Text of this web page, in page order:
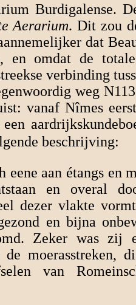
Burdigalense.
Aerarium. Dit zou
dat
en omdat de
verbinding
weg
vanaf Nîmes
beschrijving:
aan étangs en
en overal
dezer vlakte
en bijna
Zeker was zij
moerasstreken,
van